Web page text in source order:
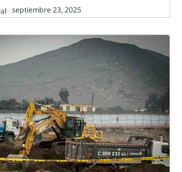
septiembre 23, 2025